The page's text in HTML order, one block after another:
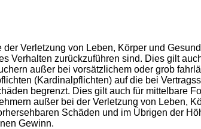
der Verletzung von Leben, Körper und
Verhalten zurückzuführen sind. Dies gilt
außer bei vorsätzlichem oder grob
(Kardinalpflichten) auf die bei
begrenzt. Dies gilt auch für mittelbare
außer bei der Verletzung von Leben,
Schäden und im Übrigen der
Gewinn.